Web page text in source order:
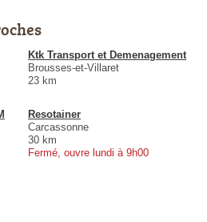
Ktk Transport et Demenagement
Brousses-et-Villaret
23 km
Resotainer
Carcassonne
30 km
Fermé, ouvre lundi à 9h00